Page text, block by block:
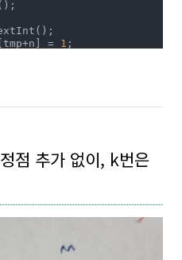
=
1 ;
=
<= n+m+m; i++) {
점 추가 없이, k번은